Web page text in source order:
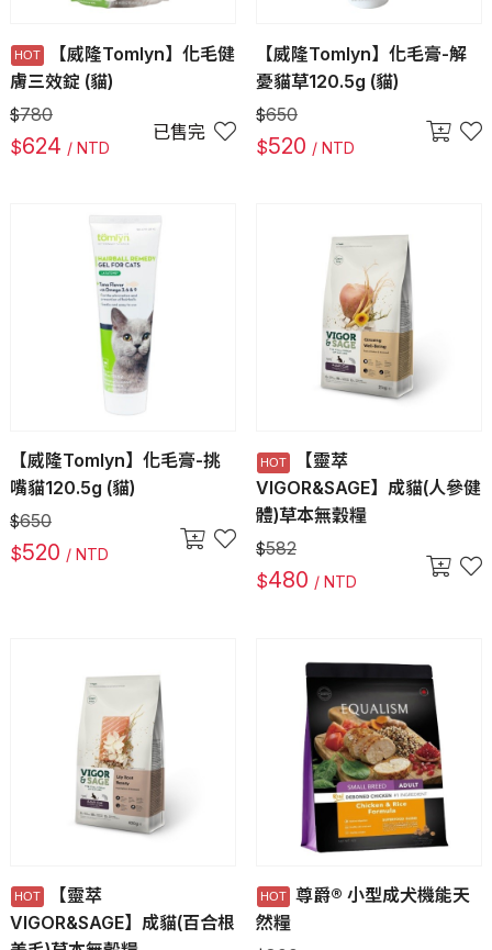
【威隆Tomlyn】化毛健
膚三效錠 (貓)
$780
$624 / NTD
已售完
【威隆Tomlyn】化毛膏-解
憂貓草120.5g (貓)
$650
$520 / NTD
【威隆Tomlyn】化毛膏-挑
嘴貓120.5g (貓)
$650
$520 / NTD
【靈萃
VIGOR&SAGE】成貓(人參健
體)草本無穀糧
$582
$480 / NTD
【靈萃
VIGOR&SAGE】成貓(百合根
尊爵® 小型成犬機能天
然糧